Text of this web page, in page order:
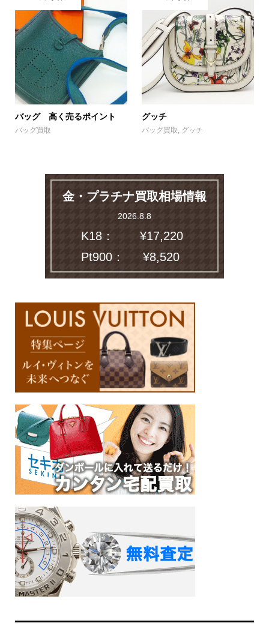
バッグ 高く売るポイント
バッグ買取
グッチ
バッグ買取, グッチ
金・プラチナ買取相場情報
2026.8.8
K18：
¥17,220
Pt900：
¥8,520